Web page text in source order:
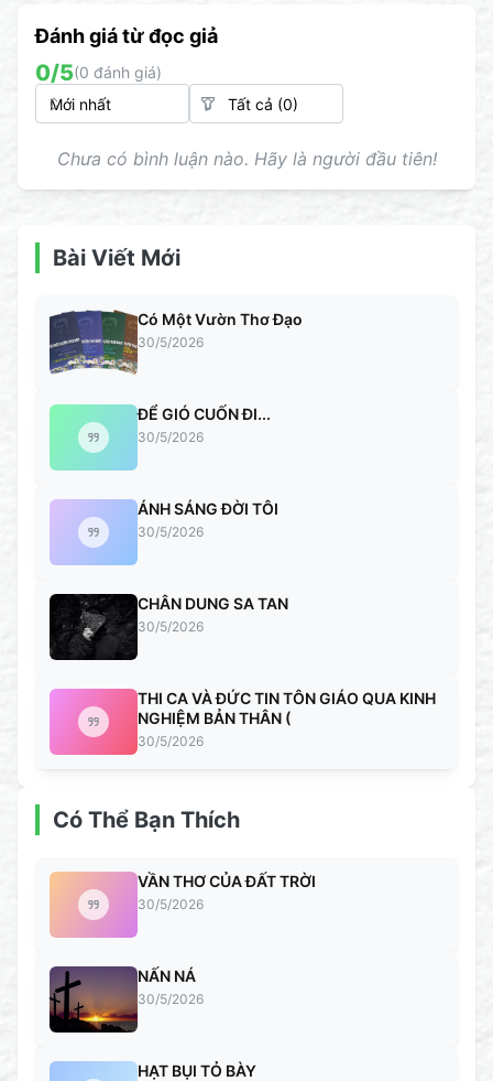
Đánh giá từ đọc giả
0/5(0 đánh giá)
Chưa có bình luận nào. Hãy là người đầu tiên!
Bài Viết Mới
Có Một Vườn Thơ Đạo
30/5/2026
ĐỂ GIÓ CUỐN ĐI...
30/5/2026
ÁNH SÁNG ĐỜI TÔI
30/5/2026
CHÂN DUNG SA TAN
30/5/2026
THI CA VÀ ĐỨC TIN TÔN GIÁO QUA KINH
NGHIỆM BẢN THÂN (
30/5/2026
Có Thể Bạn Thích
VẦN THƠ CỦA ĐẤT TRỜI
30/5/2026
NẤN NÁ
30/5/2026
HẠT BỤI TỎ BÀY